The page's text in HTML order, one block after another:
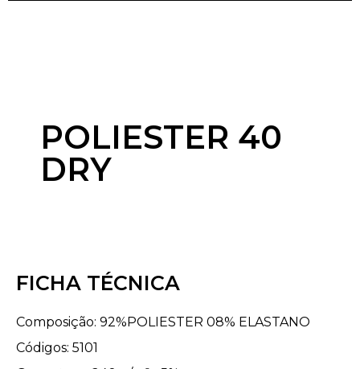
POLIESTER 40
DRY
FICHA TÉCNICA
Composição: 92%POLIESTER 08% ELASTANO
Códigos: 5101